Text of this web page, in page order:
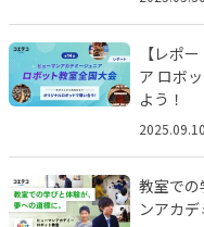
【レポ
ア ロボ
よう！
2025.09.10
教室で
ンアカ